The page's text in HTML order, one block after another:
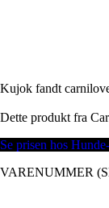
Kujok fandt
Dette produkt fra
Se prisen hos
VARENUMMER